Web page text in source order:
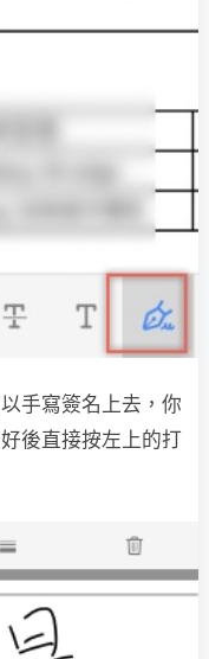
手寫簽名上去，你
後直接按左上的打